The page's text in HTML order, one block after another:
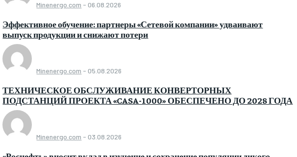
Minenergo.com - 06.08.2026
Эффективное обучение: партнеры «Сетевой компании» удваивают
выпуск продукции и снижают потери
Minenergo.com - 05.08.2026
ТЕХНИЧЕСКОЕ ОБСЛУЖИВАНИЕ КОНВЕРТОРНЫХ
ПОДСТАНЦИЙ ПРОЕКТА «CASA-1000» ОБЕСПЕЧЕНО ДО 2028 ГОДА
Minenergo.com - 03.08.2026